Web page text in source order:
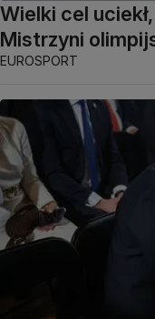
Wielki cel
Mistrzyni
EUROSPORT